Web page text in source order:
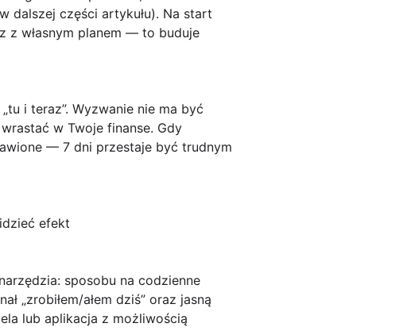
dalszej części artykułu). Na start
z własnym planem — to buduje
i teraz”. Wyzwanie nie ma być
w Twoje finanse. Gdy
— 7 dni przestaje być trudnym
efekt
sposobu na codzienne
„zrobiłem/ałem dziś” oraz jasną
lub aplikacja z możliwością